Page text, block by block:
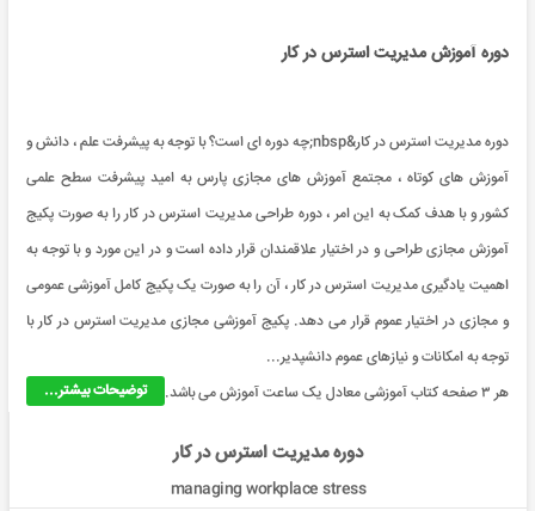
دوره آموزش مدیریت استرس در کار
دوره مدیریت استرس در کار&nbsp;چه دوره ای است؟ با توجه به پیشرفت علم ، دانش و
آموزش های کوتاه ، مجتمع آموزش های مجازی پارس به امید پیشرفت سطح علمی
کشور و با هدف کمک به این امر ، دوره طراحی مدیریت استرس در کار را به صورت پکیج
آموزش مجازی طراحی و در اختیار علاقمندان قرار داده است و در این مورد و با توجه به
اهمیت یادگیری مدیریت استرس در کار ، آن را به صورت یک پکیج کامل آموزشی عمومی
و مجازی در اختیار عموم قرار می دهد. پکیج آموزشی مجازی مدیریت استرس در کار با
توجه به امکانات و نیازهای عموم دانشپدیر...
توضیحات بیشتر...
هر ۳ صفحه کتاب آموزشی معادل یک ساعت آموزش می باشد.
دوره مدیریت استرس در کار
managing workplace stress